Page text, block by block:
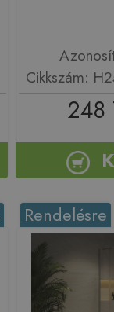
Cikkszám:
248
Rendelésre